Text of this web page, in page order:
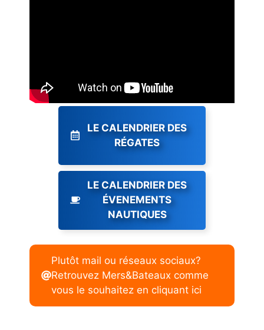
LE CALENDRIER DES
RÉGATES
LE CALENDRIER DES
ÉVENEMENTS
NAUTIQUES
Plutôt mail ou réseaux sociaux?
Retrouvez Mers&Bateaux comme
vous le souhaitez en cliquant ici